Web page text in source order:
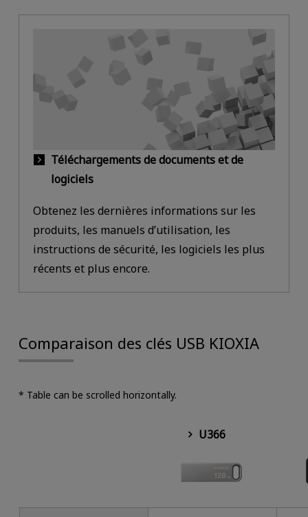
Téléchargements de documents et de
logiciels
Obtenez les dernières informations sur les
produits, les manuels d’utilisation, les
instructions de sécurité, les logiciels les plus
récents et plus encore.
Comparaison des clés USB KIOXIA
* Table can be scrolled horizontally.
U366